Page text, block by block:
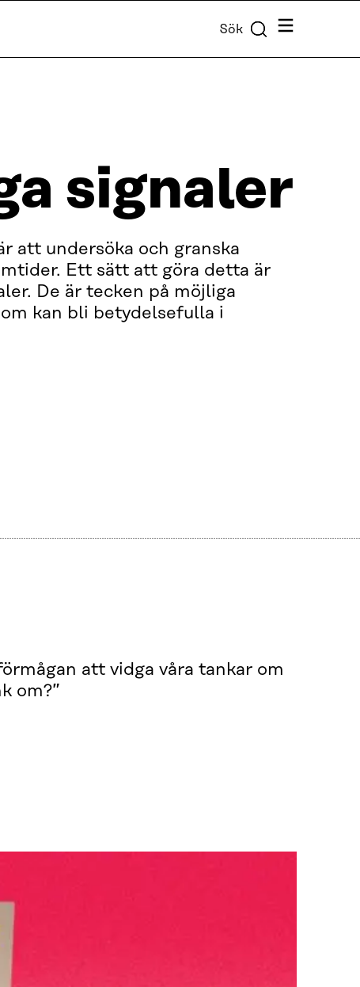
Sök Meny
signaler
att undersöka och granska
Ett sätt att göra detta är
De är tecken på möjliga
kan bli betydelsefulla i
att vidga våra tankar om
om?”